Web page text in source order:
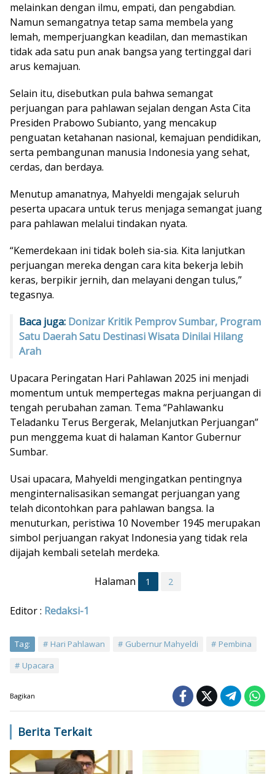
melainkan dengan ilmu, empati, dan pengabdian.
Namun semangatnya tetap sama membela yang
lemah, memperjuangkan keadilan, dan memastikan
tidak ada satu pun anak bangsa yang tertinggal dari
arus kemajuan.
Selain itu, disebutkan pula bahwa semangat
perjuangan para pahlawan sejalan dengan Asta Cita
Presiden Prabowo Subianto, yang mencakup
penguatan ketahanan nasional, kemajuan pendidikan,
serta pembangunan manusia Indonesia yang sehat,
cerdas, dan berdaya.
Menutup amanatnya, Mahyeldi mengajak seluruh
peserta upacara untuk terus menjaga semangat juang
para pahlawan melalui tindakan nyata.
“Kemerdekaan ini tidak boleh sia-sia. Kita lanjutkan
perjuangan mereka dengan cara kita bekerja lebih
keras, berpikir jernih, dan melayani dengan tulus,”
tegasnya.
Baca juga: Donizar Kritik Pemprov Sumbar, Program
Satu Daerah Satu Destinasi Wisata Dinilai Hilang
Arah
Upacara Peringatan Hari Pahlawan 2025 ini menjadi
momentum untuk mempertegas makna perjuangan di
tengah perubahan zaman. Tema “Pahlawanku
Teladanku Terus Bergerak, Melanjutkan Perjuangan”
pun menggema kuat di halaman Kantor Gubernur
Sumbar.
Usai upacara, Mahyeldi mengingatkan pentingnya
menginternalisasikan semangat perjuangan yang
telah dicontohkan para pahlawan bangsa. Ia
menuturkan, peristiwa 10 November 1945 merupakan
simbol perjuangan rakyat Indonesia yang tidak rela
dijajah kembali setelah merdeka.
Halaman 1 2
Editor : Redaksi-1
Tag: Hari Pahlawan Gubernur Mahyeldi
Pembina
Upacara
Bagikan
Berita Terkait